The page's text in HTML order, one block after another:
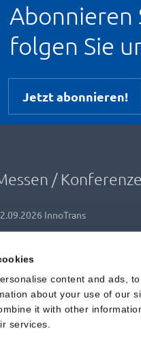
content and ads,
about your use of our
it with other
services.
Abonnieren
folgen Sie
Jetzt abonnieren!
/
InnoTrans